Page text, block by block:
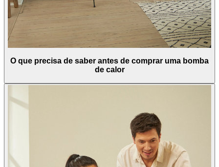
O que precisa de saber antes de comprar uma bomba
de calor